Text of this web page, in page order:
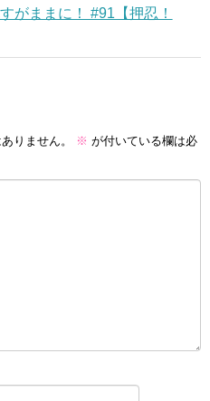
がままに！ #91【押忍！
りません。 ※ が付いている欄は必